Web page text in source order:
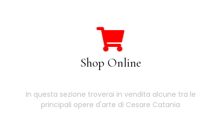
Shop Online
In questa sezione troverai in vendita alcune tra le
principali opere d'arte di Cesare Catania